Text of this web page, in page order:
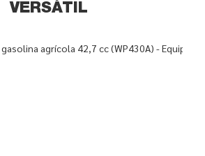
VERSÁTIL